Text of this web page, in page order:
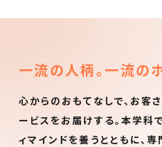
ペ
一流の人柄。一流の
心からのおもてなしで、お客
ービスをお届けする。 本学科
ィマインドを養うとともに、